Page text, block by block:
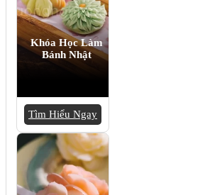
Khóa Học Làm
Bánh Nhật
Tìm Hiểu Ngay